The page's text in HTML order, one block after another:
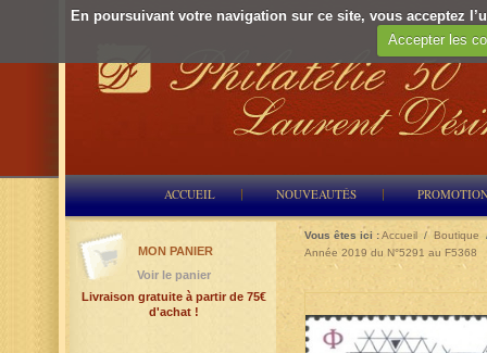
En poursuivant votre navigation sur ce site, vous acceptez
Accepter les
ACCUEIL NOUVEAUTÉS
Vous êtes ici :Accueil / Boutique
Année 2019 du N°5291 au F5368
MON PANIER
Voir le panier
Livraison gratuite à partir de 75€
d'achat !